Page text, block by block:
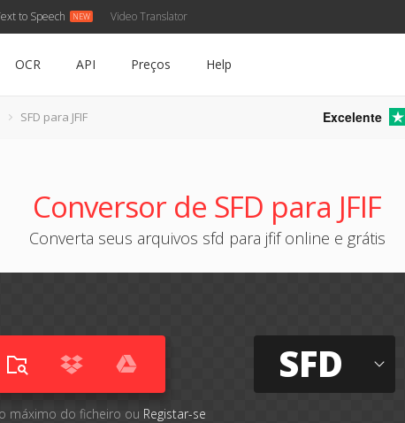
to Speech Video Translator
OCR API Preços Help
SFD para JFIF Excelente
Conversor de SFD para JFIF
Converta seus arquivos sfd para jfif online e grátis
máximo do ficheiro ou Registar-se
SFD